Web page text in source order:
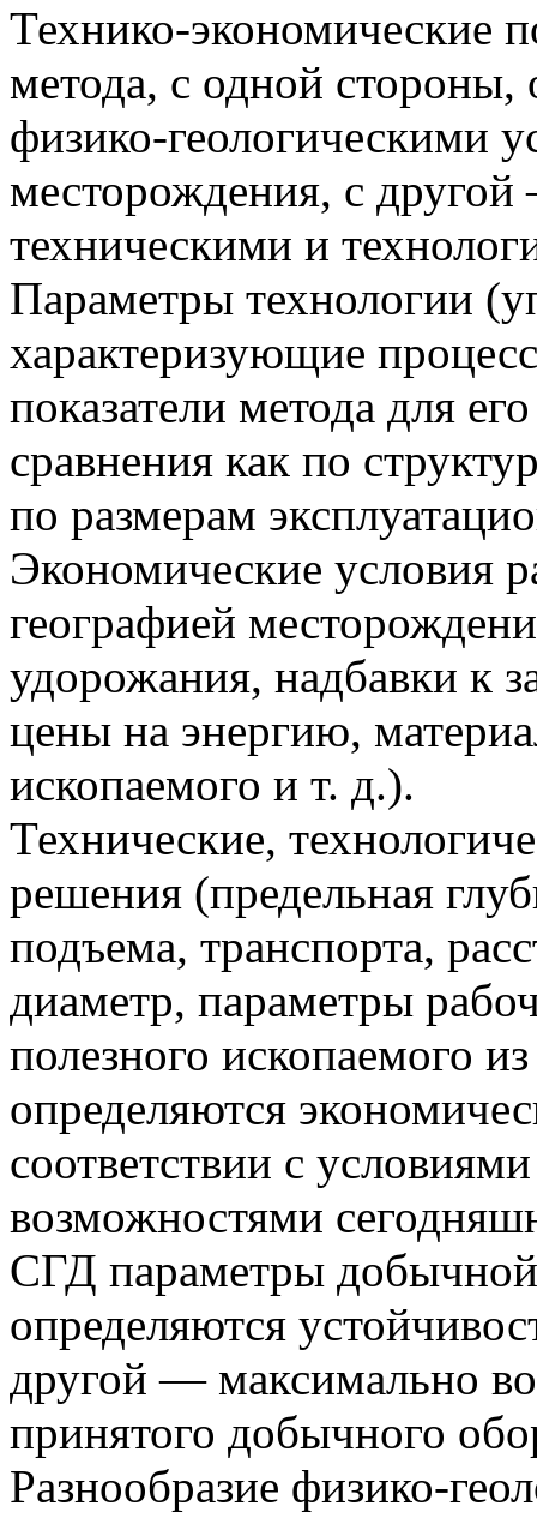
Технико-экономические
метода, с одной
физико-геологическими
месторождения, с
техническими и
Параметры технологии
характеризующие
показатели метода для
сравнения как по
по размерам
Экономические условия
географией
удорожания, надбавки к
цены на энергию,
ископаемого и т. д.).
Технические,
решения (предельная
подъема, транспорта,
диаметр, параметры
полезного ископаемого
определяются
соответствии с
возможностями
СГД параметры
определяются
другой — максимально
принятого добычного
Разнообразие физико-